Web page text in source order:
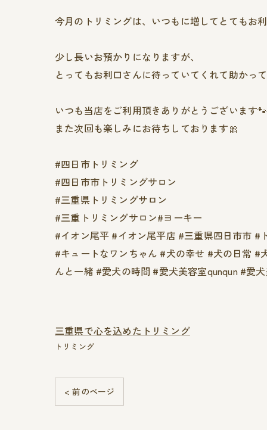
今月のトリミングは、いつもに増してとてもお
少し長いお預かりになりますが、
とってもお利口さんに待っていてくれて助かっ
いつも当店をご利用頂きありがとうございます🐾
また次回も楽しみにお待ちしております🎀
#四日市トリミング
#四日市市トリミングサロン
#三重県トリミングサロン
#三重トリミングサロン#ヨーキー
#イオン尾平 #イオン尾平店 #三重県四日市市
#キュートなワンちゃん #犬の幸せ #犬の日常
んと一緒 #愛犬の時間 #愛犬美容室qunqun #愛
三重県で心を込めたトリミング
トリミング
< 前のページ